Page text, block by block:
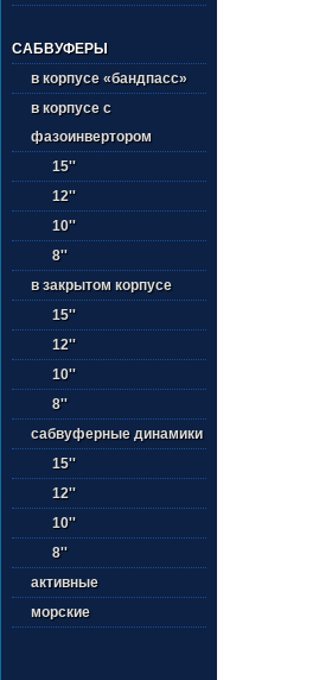
САБВУФЕРЫ
в корпусе «бандпасс»
в корпусе с
фазоинвертором
15''
12''
10''
8''
в закрытом корпусе
15''
12''
10''
8''
сабвуферные динамики
15''
12''
10''
8''
активные
морские